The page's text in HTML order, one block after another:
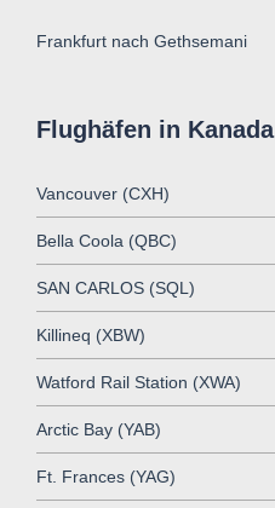
Frankfurt nach Gethsemani
Flughäfen in Kanada
Vancouver (CXH)
Bella Coola (QBC)
SAN CARLOS (SQL)
Killineq (XBW)
Watford Rail Station (XWA)
Arctic Bay (YAB)
Ft. Frances (YAG)